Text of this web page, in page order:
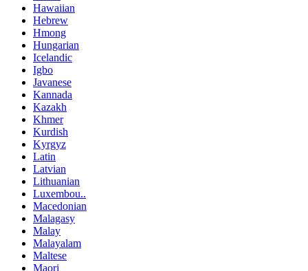
Hawaiian
Hebrew
Hmong
Hungarian
Icelandic
Igbo
Javanese
Kannada
Kazakh
Khmer
Kurdish
Kyrgyz
Latin
Latvian
Lithuanian
Luxembou..
Macedonian
Malagasy
Malay
Malayalam
Maltese
Maori